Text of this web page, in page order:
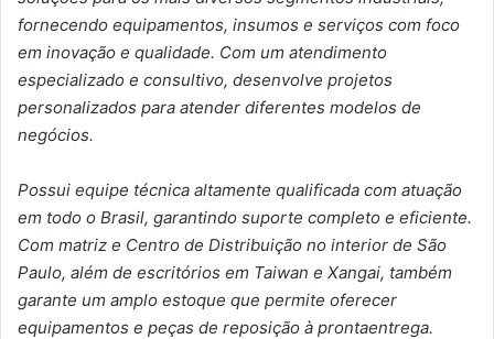
fornecendo equipamentos, insumos e serviços com foco
em inovação e qualidade. Com um atendimento
especializado e consultivo, desenvolve projetos
personalizados para atender diferentes modelos de
negócios.
Possui equipe técnica altamente qualificada com atuação
em todo o Brasil, garantindo suporte completo e eficiente.
Com matriz e Centro de Distribuição no interior de São
Paulo, além de escritórios em Taiwan e Xangai, também
garante um amplo estoque que permite oferecer
equipamentos e peças de reposição à prontaentrega.